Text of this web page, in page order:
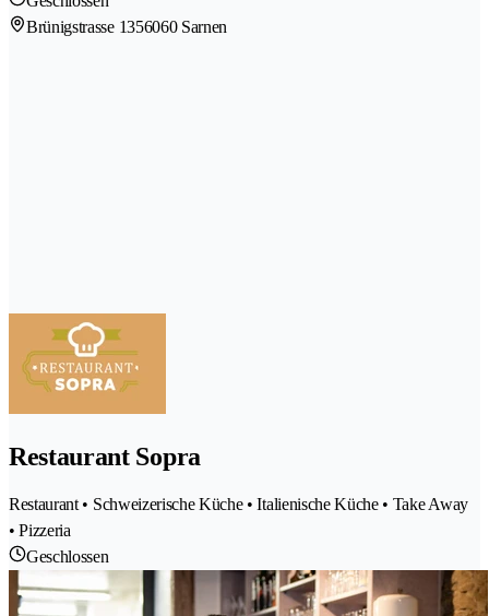
Brünigstrasse 1356060 Sarnen
Restaurant Sopra
Restaurant • Schweizerische Küche • Italienische Küche • Take Away
• Pizzeria
Geschlossen